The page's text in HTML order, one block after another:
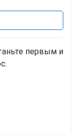
первым и